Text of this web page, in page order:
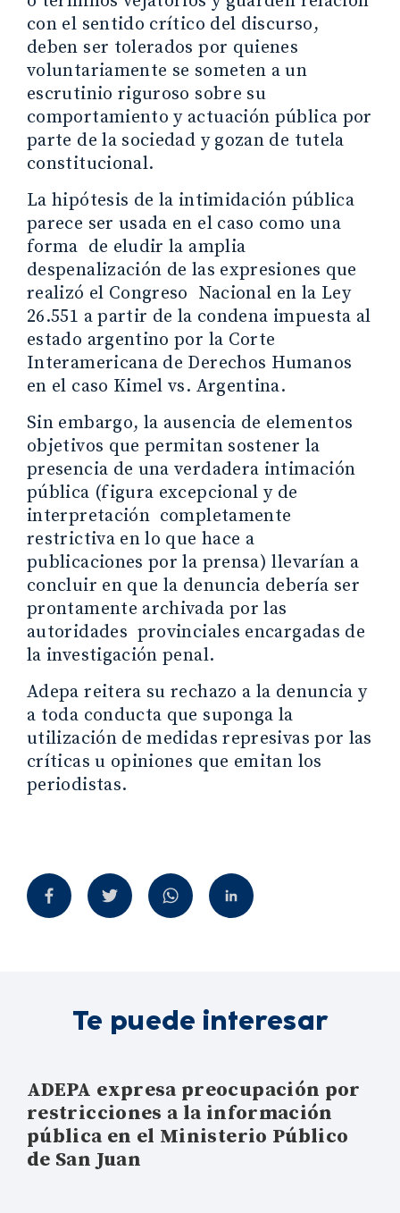
con el sentido crítico del discurso,
deben ser tolerados por quienes
voluntariamente se someten a un
escrutinio riguroso sobre su
comportamiento y actuación pública por
parte de la sociedad y gozan de tutela
constitucional.
La hipótesis de la intimidación pública
parece ser usada en el caso como una
forma de eludir la amplia
despenalización de las expresiones que
realizó el Congreso Nacional en la Ley
26.551 a partir de la condena impuesta al
estado argentino por la Corte
Interamericana de Derechos Humanos
en el caso Kimel vs. Argentina.
Sin embargo, la ausencia de elementos
objetivos que permitan sostener la
presencia de una verdadera intimación
pública (figura excepcional y de
interpretación completamente
restrictiva en lo que hace a
publicaciones por la prensa) llevarían a
concluir en que la denuncia debería ser
prontamente archivada por las
autoridades provinciales encargadas de
la investigación penal.
Adepa reitera su rechazo a la denuncia y
a toda conducta que suponga la
utilización de medidas represivas por las
críticas u opiniones que emitan los
periodistas.
Te puede interesar
ADEPA expresa preocupación por
restricciones a la información
pública en el Ministerio Público
de San Juan